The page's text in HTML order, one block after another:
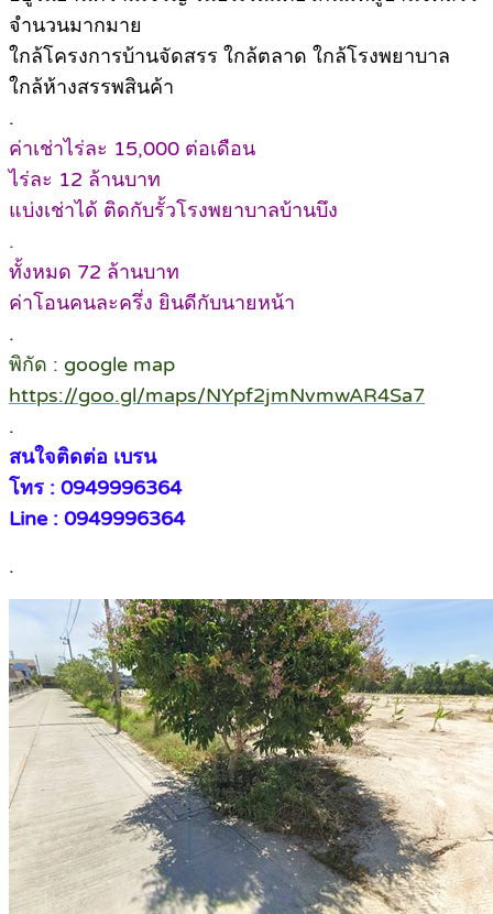
จำนวนมากมาย
ใกล้โครงการบ้านจัดสรร ใกล้ตลาด ใกล้โรงพยาบาล
ใกล้ห้างสรรพสินค้า
.
ค่าเช่าไร่ละ 15,000 ต่อเดือน
ไร่ละ 12 ล้านบาท
แบ่งเช่าได้ ติดกับรั้วโรงพยาบาลบ้านบึง
.
ทั้งหมด 72 ล้านบาท
ค่าโอนคนละครึ่ง ยินดีกับนายหน้า
.
พิกัด : google map
https://goo.gl/maps/NYpf2jmNvmwAR4Sa7
.
สนใจติดต่อ เบรน
โทร : 0949996364
Line : 0949996364
.